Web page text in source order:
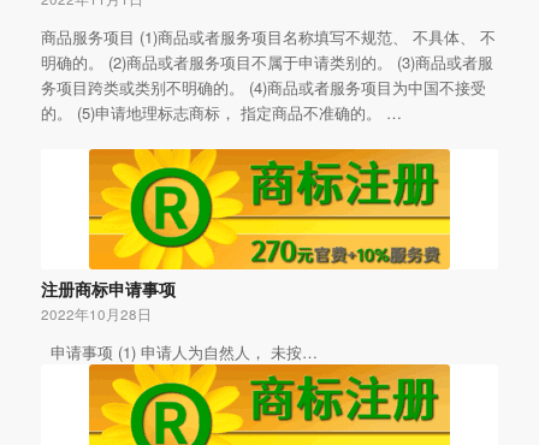
商品服务项目 (1)商品或者服务项目名称填写不规范、 不具体、 不
明确的。 (2)商品或者服务项目不属于申请类别的。 (3)商品或者服
务项目跨类或类别不明确的。 (4)商品或者服务项目为中国不接受
的。 (5)申请地理标志商标， 指定商品不准确的。 …
注册商标申请事项
2022年10月28日
申请事项 (1) 申请人为自然人， 未按…